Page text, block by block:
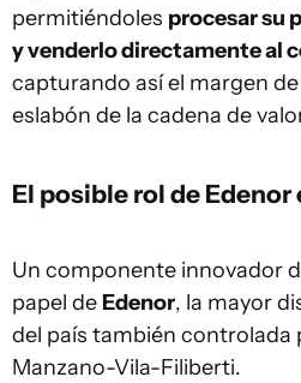
permitiéndoles procesar su
y venderlo directamente al
capturando así el margen
eslabón de la cadena de
El posible rol de Edenor
Un componente innovador
papel de Edenor, la mayor
del país también controlada
Manzano-Vila-Filiberti.